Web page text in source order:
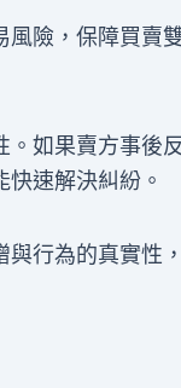
險，保障買賣
如果賣方事後
速解決糾紛。
行為的真實性